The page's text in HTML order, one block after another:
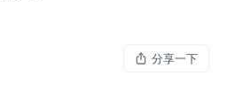
分享一下